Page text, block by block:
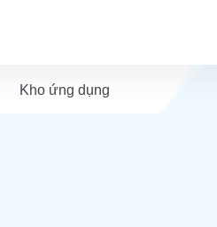
Kho ứng dụng